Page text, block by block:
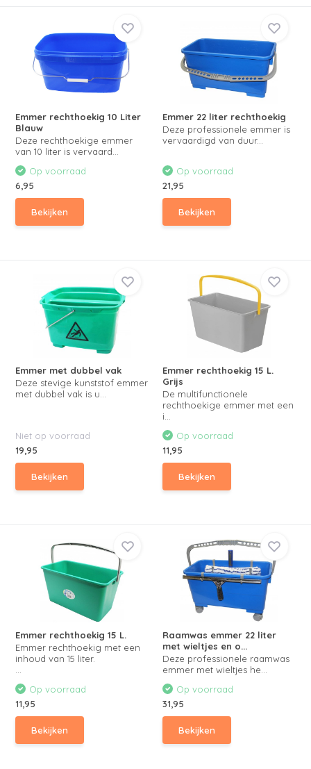
Emmer rechthoekig 10 Liter
Blauw
Deze rechthoekige emmer
van 10 liter is vervaard...
Op voorraad
6,95
Bekijken
Emmer 22 liter rechthoekig
Deze professionele emmer is
vervaardigd van duur...
Op voorraad
21,95
Bekijken
Emmer met dubbel vak
Deze stevige kunststof emmer
met dubbel vak is u...
Niet op voorraad
19,95
Bekijken
Emmer rechthoekig 15 L.
Grijs
De multifunctionele
rechthoekige emmer met een
i...
Op voorraad
11,95
Bekijken
Emmer rechthoekig 15 L.
Emmer rechthoekig met een
inhoud van 15 liter.
Op voorraad
11,95
Bekijken
Raamwas emmer 22 liter
met wieltjes en o...
Deze professionele raamwas
emmer met wieltjes he...
Op voorraad
31,95
Bekijken